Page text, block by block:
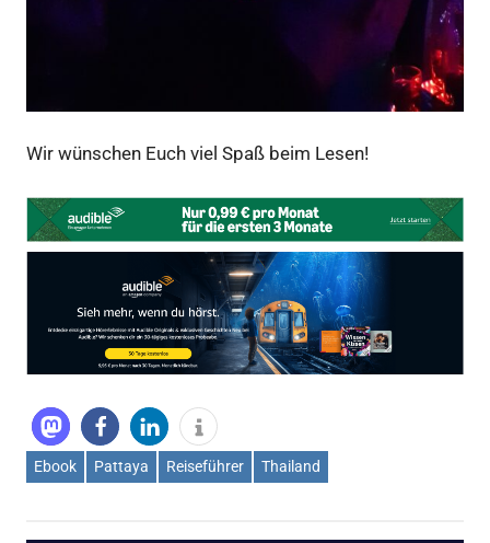
Wir wünschen Euch viel Spaß beim Lesen!
Ebook Pattaya Reiseführer Thailand